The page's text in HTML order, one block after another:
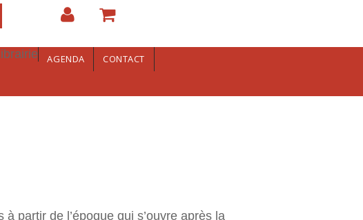
AGENDA
CONTACT
partir de l’époque qui s’ouvre après la